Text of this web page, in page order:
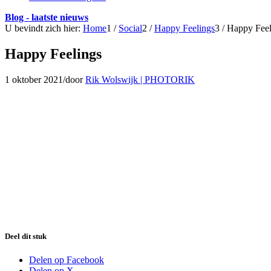
Blog - laatste nieuws
U bevindt zich hier: Home1 / Social2 / Happy Feelings3 / Happy
Happy Feelings
1 oktober 2021/doorRik Wolswijk | PHOTORIK
Deel dit stuk
Delen op Facebook